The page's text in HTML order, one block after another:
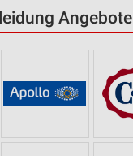
Angebote